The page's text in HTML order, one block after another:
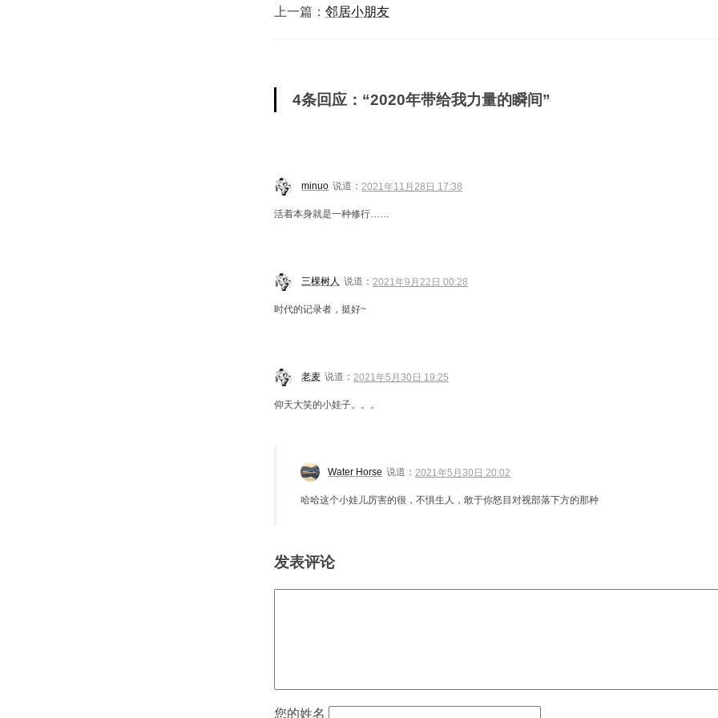
上一篇： 邻居小朋友
4条回应：“2020年带给我力量的瞬间”
minuo 说道： 2021年11月28日 17:38
活着本身就是一种修行……
三棵树人 说道： 2021年9月22日 00:28
时代的记录者，挺好~
老麦 说道： 2021年5月30日 19:25
仰天大笑的小娃子。。。
Water Horse 说道： 2021年5月30日 20:02
哈哈这个小娃儿厉害的很，不惧生人，敢于你怒目对视部落下方的那种
发表评论
姓名